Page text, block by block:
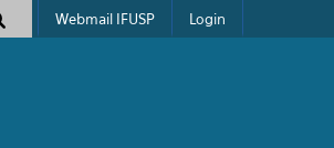
Webmail IFUSP Login